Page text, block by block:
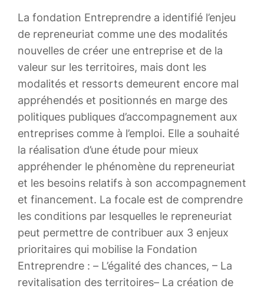
La fondation Entreprendre a identifié l’enjeu
de repreneuriat comme une des modalités
nouvelles de créer une entreprise et de la
valeur sur les territoires, mais dont les
modalités et ressorts demeurent encore mal
appréhendés et positionnés en marge des
politiques publiques d’accompagnement aux
entreprises comme à l’emploi. ​ Elle a souhaité
la réalisation d’une étude pour mieux
appréhender le phénomène du repreneuriat
et les besoins relatifs à son accompagnement
et financement. La focale est de comprendre
les conditions par lesquelles le repreneuriat
peut permettre de contribuer aux 3 enjeux
prioritaires qui mobilise la Fondation
Entreprendre : ​ – L’égalité des chances, ​ – La
revitalisation des territoires​ – La création de